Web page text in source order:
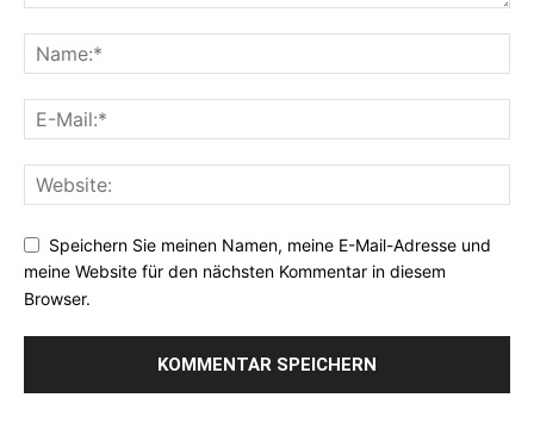
Speichern Sie meinen Namen, meine E-Mail-Adresse und
meine Website für den nächsten Kommentar in diesem
Browser.